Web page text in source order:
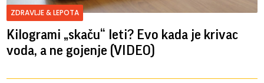
ZDRAVLJE & LEPOTA
Kilogrami „skaču“ leti? Evo kada je krivac
voda, a ne gojenje (VIDEO)